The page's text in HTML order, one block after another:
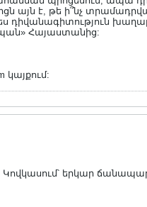
այն է, թե ի՞նչ
դիվանագիտություն
Հայաստանից:
կայքում:
երկար